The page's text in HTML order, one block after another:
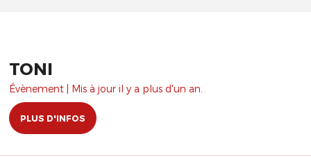
TONI
Évènement | Mis à jour il y a plus d'un an.
PLUS D'INFOS